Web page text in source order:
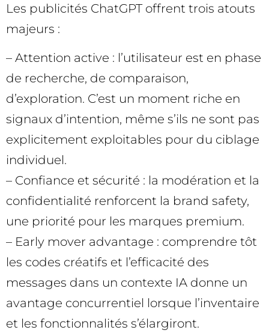
Les publicités ChatGPT offrent trois atouts
majeurs :
– Attention active : l’utilisateur est en phase
de recherche, de comparaison,
d’exploration. C’est un moment riche en
signaux d’intention, même s’ils ne sont pas
explicitement exploitables pour du ciblage
individuel.
– Confiance et sécurité : la modération et la
confidentialité renforcent la brand safety,
une priorité pour les marques premium.
– Early mover advantage : comprendre tôt
les codes créatifs et l’efficacité des
messages dans un contexte IA donne un
avantage concurrentiel lorsque l’inventaire
et les fonctionnalités s’élargiront.